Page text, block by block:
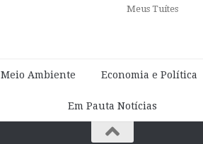
Meus Tuítes
Meio Ambiente Economia e Política
Em Pauta Notícias